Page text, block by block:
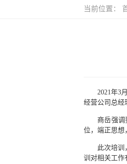
当前位置：
2021年3
经营公司总经
商岳强调
位，端正思想
此次培训
训对相关工作